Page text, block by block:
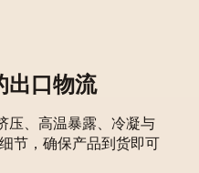
出口物流
压、高温暴露、冷凝与
节，确保产品到货即可